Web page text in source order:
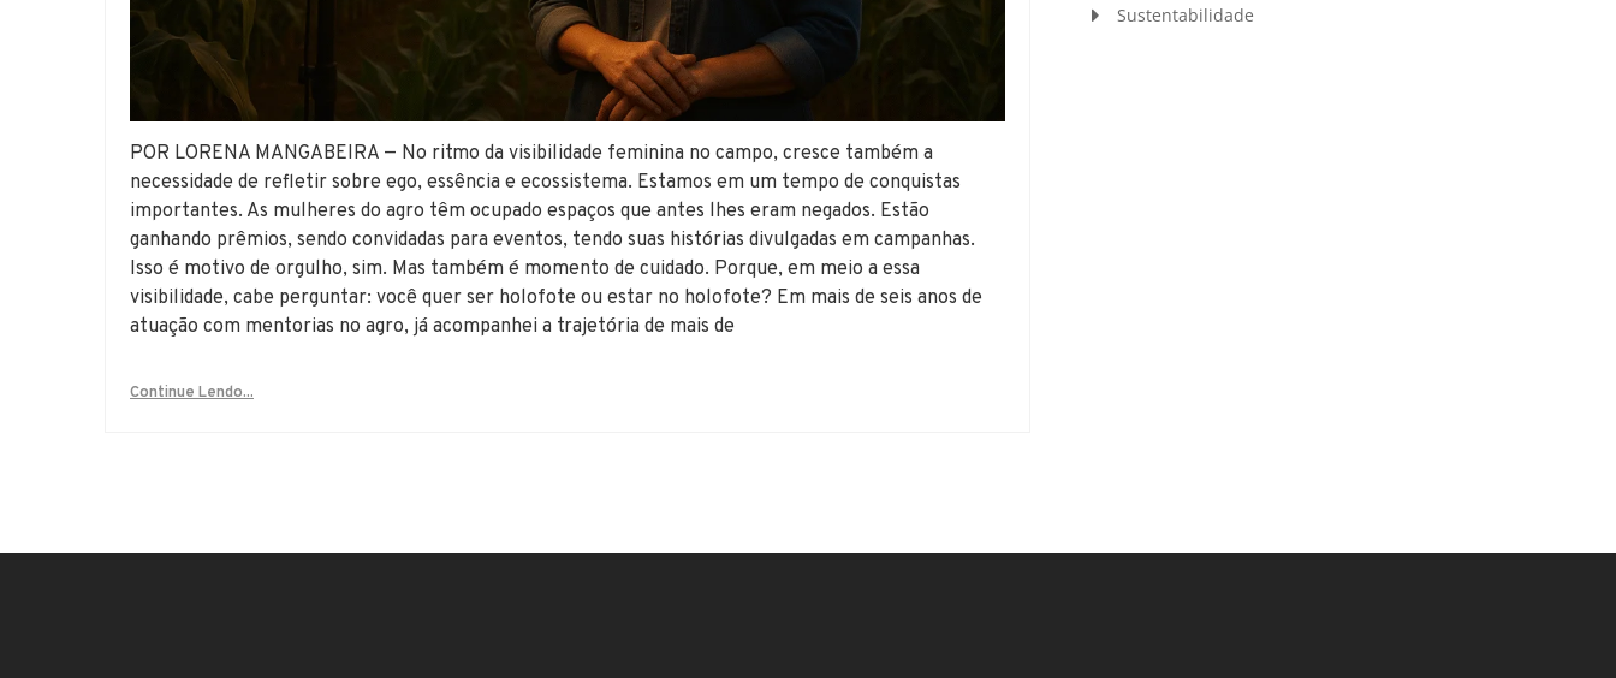
POR LORENA MANGABEIRA — No ritmo da visibilidade feminina no campo, cresce também a
necessidade de refletir sobre ego, essência e ecossistema. Estamos em um tempo de conquistas
importantes. As mulheres do agro têm ocupado espaços que antes lhes eram negados. Estão
ganhando prêmios, sendo convidadas para eventos, tendo suas histórias divulgadas em campanhas.
Isso é motivo de orgulho, sim. Mas também é momento de cuidado. Porque, em meio a essa
visibilidade, cabe perguntar: você quer ser holofote ou estar no holofote? Em mais de seis anos de
atuação com mentorias no agro, já acompanhei a trajetória de mais de
Continue Lendo...
Sustentabilidade